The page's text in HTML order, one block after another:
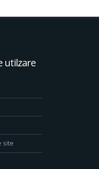
utilzare
site